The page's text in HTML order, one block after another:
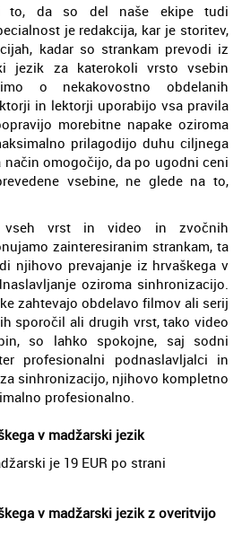
to, da so del naše ekipe tudi
je redakcija, kar je storitev,
kadar so strankam prevodi iz
jezik za katerokoli vrsto vsebin
o nekakovostno obdelanih
in lektorji uporabijo vsa pravila
morebitne napake oziroma
prilagodijo duhu ciljnega
način omogočijo, da po ugodni ceni
vsebine, ne glede na to,
vseh vrst in video in zvočnih
zainteresiranim strankam, ta
njihovo prevajanje iz hrvaškega v
oziroma sinhronizacijo.
zahtevajo obdelavo filmov ali serij
sporočil ali drugih vrst, tako video
so lahko spokojne, saj sodni
profesionalni podnaslavljalci in
sinhronizacijo, njihovo kompletno
profesionalno.
v madžarski jezik
je 19 EUR po strani
v madžarski jezik z overitvijo